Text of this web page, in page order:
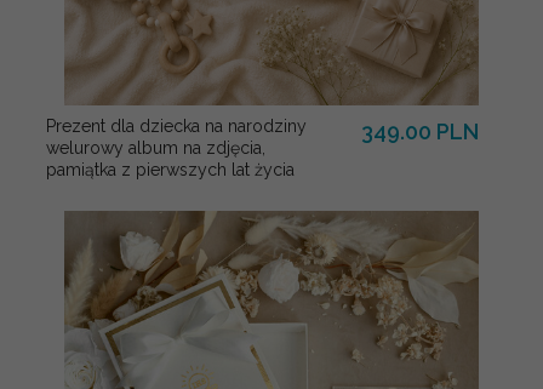
Prezent dla dziecka na narodziny
welurowy album na zdjęcia,
pamiątka z pierwszych lat życia
349.00 PLN